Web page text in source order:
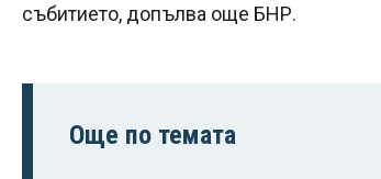
събитието, допълва още БНР.
Още по темата